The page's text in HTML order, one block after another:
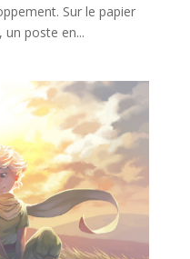
Sur le papier
poste en...